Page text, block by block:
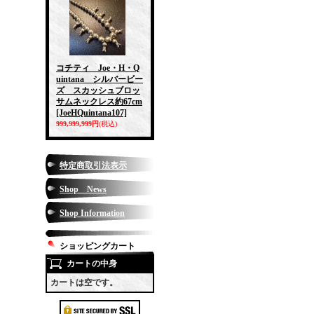
コチティ Joe・H・Q
uintana シルバービー
ズ スカッシュブロッ
サムネックレス約67cm
[JoeHQuintana107]
999,999,999円(税込)
特定商取引法表示
Shop News
Shop Information
ショッピングカート
カートの中身
カートは空です。